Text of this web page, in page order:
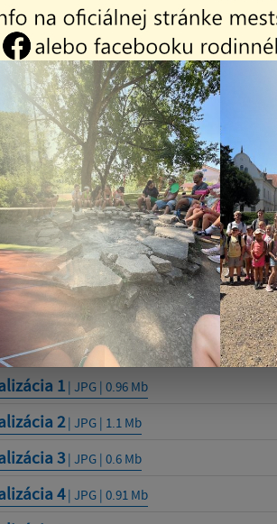
| PDF | 1.97 Mb
kolumbárium| PDF | 4.99 Mb
osvetľovacia schéma| PDF | 0.09 Mb
pôdorys strechy| PDF | 0.07 Mb
pôdorys budovy| PDF | 0.09 Mb
-pohľady JZ a SZ| PDF | 0.08 Mb
-pohľady SV a JV| PDF | 0.07 Mb
rez AA| PDF | 0.1 Mb
rez BB| PDF | 0.1 Mb
- rez CC | PDF | 0.09 Mb
1| JPG | 0.96 Mb
2| JPG | 1.1 Mb
3| JPG | 0.6 Mb
4| JPG | 0.91 Mb